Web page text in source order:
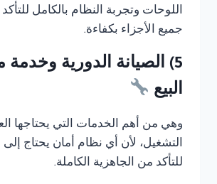
اللوحات وتجربة النظام بالكامل
جميع الأجزاء بكفاءة.
5) الصيانة الدورية وخدمة
البيع
وهي من أهم الخدمات التي يحتاجها
التشغيل، لأن أي نظام أمان يحتاج إلى
للتأكد من الجاهزية الكاملة.